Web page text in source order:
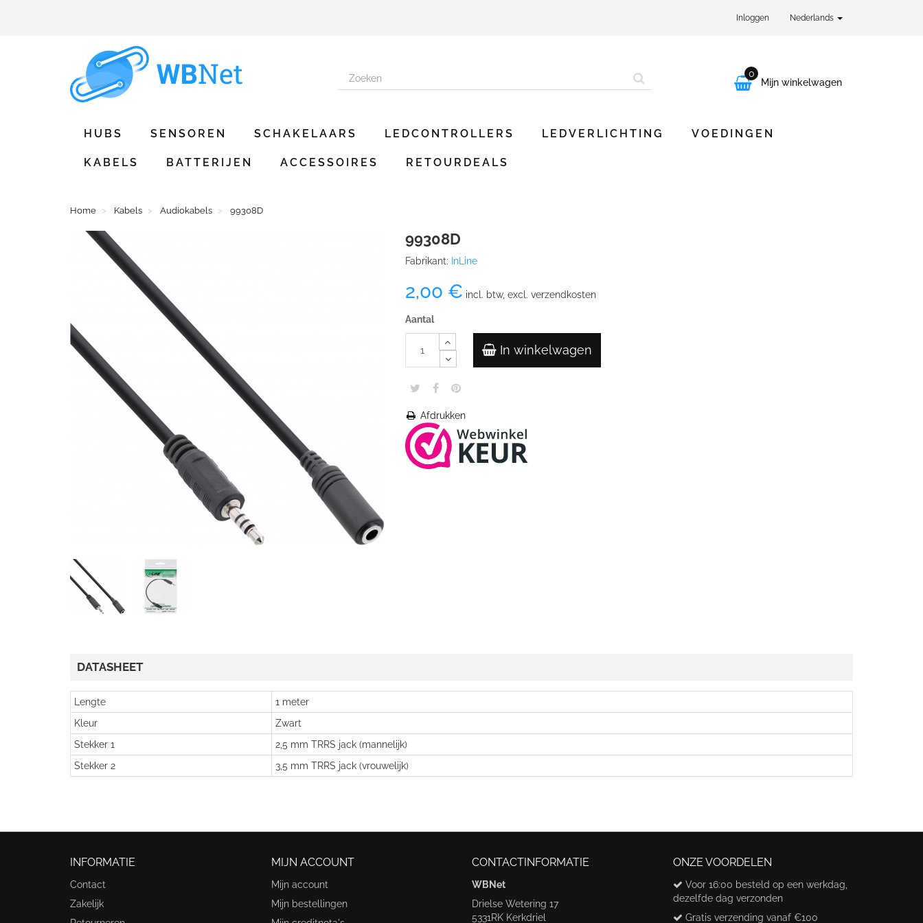
Inloggen Nederlands

0
Mijn winkelwagen
HUBS SENSOREN SCHAKELAARS LEDCONTROLLERS LEDVERLICHTING VOEDINGEN
KABELS BATTERIJEN ACCESSOIRES RETOURDEALS
Home Kabels Audiokabels 99308D
99308D
Fabrikant: InLine
2,00 € incl. btw, excl. verzendkosten
Aantal
In winkelwagen
Afdrukken
DATASHEET
Lengte
1 meter
Kleur
Zwart
Stekker 1
2,5 mm TRRS jack (mannelijk)
Stekker 2
3,5 mm TRRS jack (vrouwelijk)
INFORMATIE
Contact
Zakelijk
MIJN ACCOUNT
Mijn account
Mijn bestellingen
CONTACTINFORMATIE
WBNet
Drielse Wetering 17
5331RK Kerkdriel
ONZE VOORDELEN
Voor 16:00 besteld op een werkdag,
dezelfde dag verzonden
Gratis verzending vanaf €100